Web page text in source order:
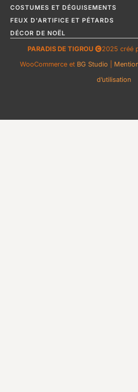
COSTUMES ET DÉGUISEMENTS
FEUX D'ARTIFICE ET PÉTARDS
DÉCOR DE NOËL
PARADIS DE TIGROU 2025 créé
WooCommerce et BG Studio
d’utilisation